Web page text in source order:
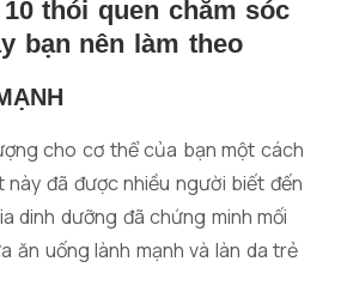
thói quen chăm sóc
bạn nên làm theo
cho cơ thể của bạn một cách
đã được nhiều người biết đến
dinh dưỡng đã chứng minh mối
ăn uống lành mạnh và làn da trẻ